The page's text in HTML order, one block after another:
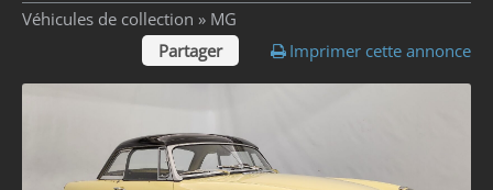
Véhicules de collection » MG
Partager
Imprimer cette annonce